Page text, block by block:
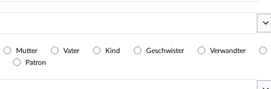
Mutter Vater Kind Geschwister Verwandter
Patron